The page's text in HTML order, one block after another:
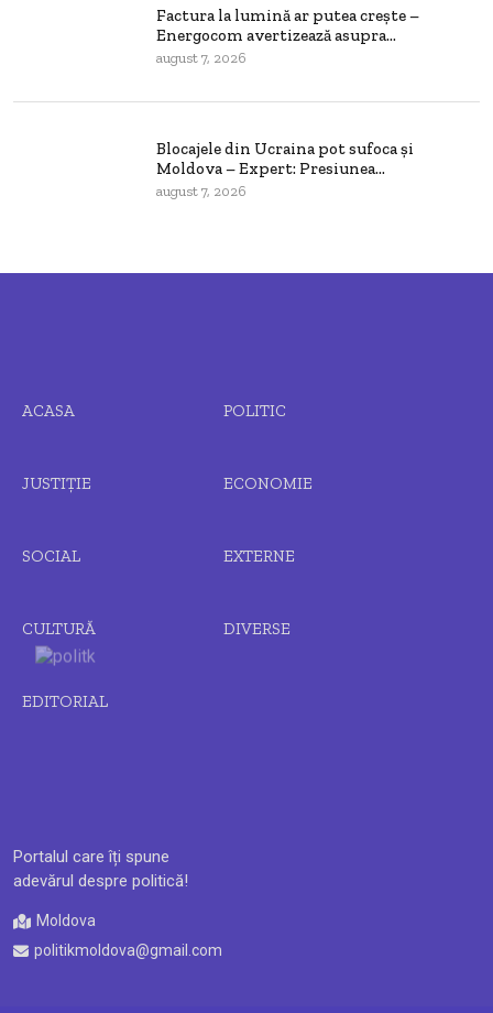
Factura la lumină ar putea crește –
Energocom avertizează asupra...
august 7, 2026
Blocajele din Ucraina pot sufoca și
Moldova – Expert: Presiunea...
august 7, 2026
Portalul care îți spune
adevărul despre politică!
Moldova
politikmoldova@gmail.com
ACASA POLITIC
JUSTIȚIE ECONOMIE
SOCIAL EXTERNE
CULTURĂ DIVERSE
EDITORIAL